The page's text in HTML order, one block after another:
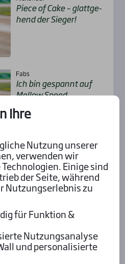
Pie­ce of Cake – glatt­ge­
hend der Sie­ger!
Fabs
Ich bin gespannt auf
Mel­low Speed …
Stimmen
Ihre
Nutzung unserer
verwenden wir
Einige sind
der Seite, während
Nutzungserlebnis zu
für Funktion &
Nutzungsanalyse
und personalisierte